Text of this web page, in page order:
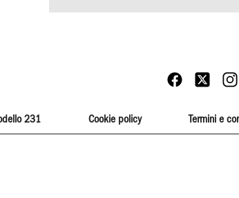
231 Cookie policy Termini e